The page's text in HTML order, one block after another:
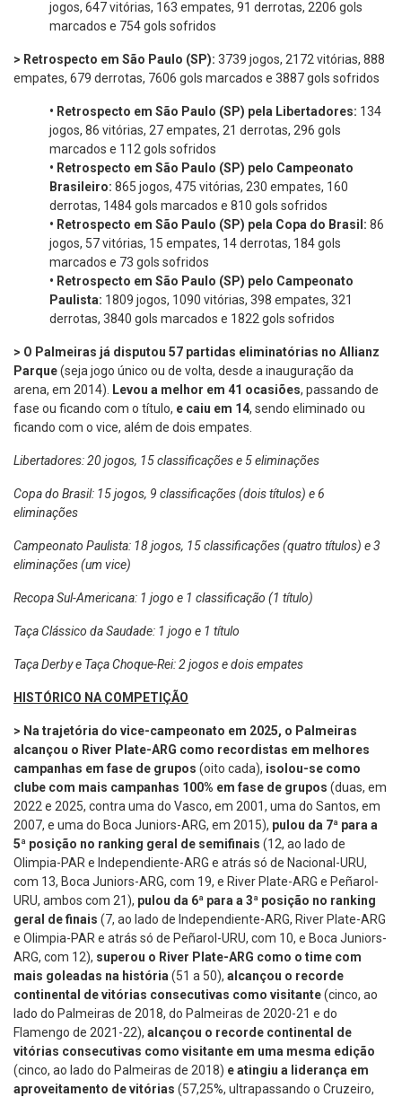
jogos, 647 vitórias, 163 empates, 91 derrotas, 2206 gols
marcados e 754 gols sofridos
> Retrospecto em São Paulo (SP): 3739 jogos, 2172 vitórias, 888
empates, 679 derrotas, 7606 gols marcados e 3887 gols sofridos
• Retrospecto em São Paulo (SP) pela Libertadores: 134
jogos, 86 vitórias, 27 empates, 21 derrotas, 296 gols
marcados e 112 gols sofridos
• Retrospecto em São Paulo (SP) pelo Campeonato
Brasileiro: 865 jogos, 475 vitórias, 230 empates, 160
derrotas, 1484 gols marcados e 810 gols sofridos
• Retrospecto em São Paulo (SP) pela Copa do Brasil: 86
jogos, 57 vitórias, 15 empates, 14 derrotas, 184 gols
marcados e 73 gols sofridos
• Retrospecto em São Paulo (SP) pelo Campeonato
Paulista: 1809 jogos, 1090 vitórias, 398 empates, 321
derrotas, 3840 gols marcados e 1822 gols sofridos
> O Palmeiras já disputou 57 partidas eliminatórias no Allianz
Parque(seja jogo único ou de volta, desde a inauguração da
arena, em 2014).
Levou a melhor em 41 ocasiões, passando de
fase ou ficando com o título, e caiu em 14, sendo eliminado ou
ficando com o vice, além de dois empates.
Libertadores: 20 jogos, 15 classificações e 5 eliminações
Copa do Brasil: 15 jogos, 9 classificações (dois títulos) e 6
eliminações
Campeonato Paulista: 18 jogos, 15 classificações (quatro títulos) e 3
eliminações (um vice)
Recopa Sul-Americana: 1 jogo e 1 classificação (1 título)
Taça Clássico da Saudade: 1 jogo e 1 título
Taça Derby e Taça Choque-Rei: 2 jogos e dois empates
HISTÓRICO NA COMPETIÇÃO
> Na trajetória do vice-campeonato em 2025, o Palmeiras
alcançou o River Plate-ARG como recordistas em melhores
campanhas em fase de grupos (oito cada), isolou-se como
clube com mais campanhas 100% em fase de grupos (duas, em
2022 e 2025, contra uma do Vasco, em 2001, uma do Santos, em
2007, e uma do Boca Juniors-ARG, em 2015), pulou da 7ª para a
5ª posição no ranking geral de semifinais (12, ao lado de
Olimpia-PAR e Independiente-ARG e atrás só de Nacional-URU,
com 13, Boca Juniors-ARG, com 19, e River Plate-ARG e Peñarol-
URU, ambos com 21), pulou da 6ª para a 3ª posição no ranking
geral de finais (7, ao lado de Independiente-ARG, River Plate-ARG
e Olimpia-PAR e atrás só de Peñarol-URU, com 10, e Boca Juniors-
ARG, com 12), superou o River Plate-ARG como o time com
mais goleadas na história (51 a 50), alcançou o recorde
continental de vitórias consecutivas como visitante(cinco, ao
lado do Palmeiras de 2018, do Palmeiras de 2020-21 e do
Flamengo de 2021-22), alcançou o recorde continental de
vitórias consecutivas como visitante em uma mesma edição
(cinco, ao lado do Palmeiras de 2018) eatingiu a liderança em
aproveitamento de vitórias (57,25%, ultrapassando o Cruzeiro,